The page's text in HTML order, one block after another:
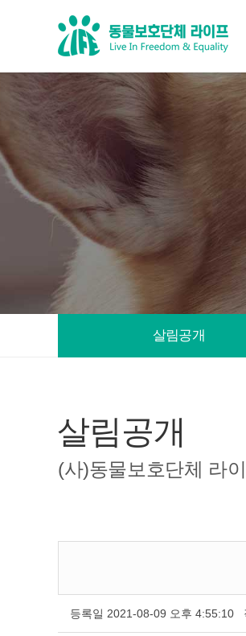
살림공개
살림공개
(사)동물보호단체 라
등록일 2021-08-09 오후 4:55:10